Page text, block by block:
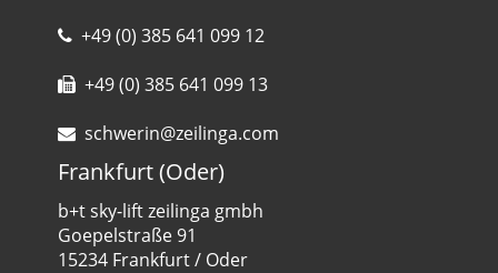
+49 (0) 385 641 099 12
+49 (0) 385 641 099 13
schwerin@zeilinga.com
Frankfurt (Oder)
b+t sky-lift zeilinga gmbh
Goepelstraße 91
15234 Frankfurt / Oder